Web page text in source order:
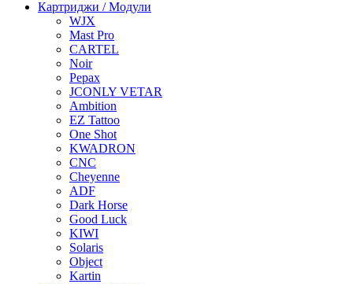
Картриджи / Модули
WJX
Mast Pro
CARTEL
Noir
Pepax
JCONLY VETAR
Ambition
EZ Tattoo
One Shot
KWADRON
CNC
Cheyenne
ADF
Dark Horse
Good Luck
KIWI
Solaris
Object
Kartin